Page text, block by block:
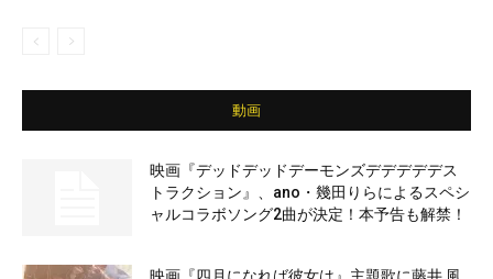
動画
映画『デッドデッドデーモンズデデデデデス
トラクション』、ano・幾田りらによるスペシ
ャルコラボソング2曲が決定！本予告も解禁！